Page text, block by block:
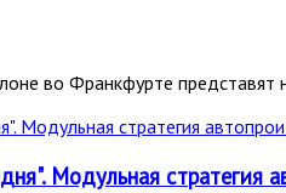
во Франкфурте представят
Модульная стратегия